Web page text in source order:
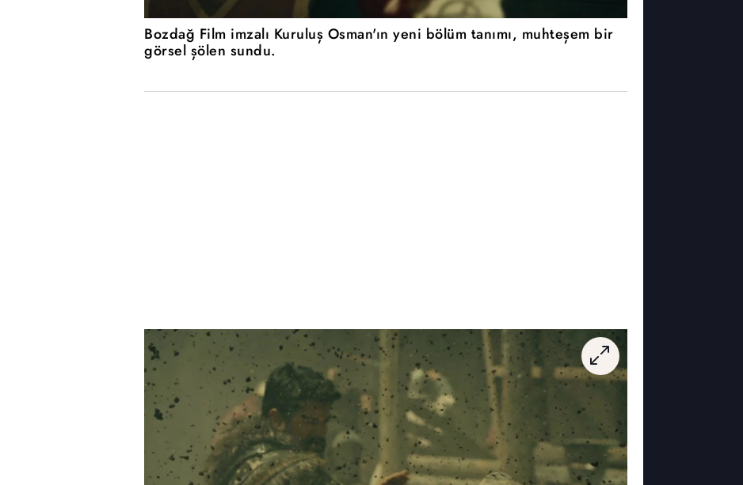
Bozdağ Film imzalı Kuruluş Osman'ın yeni bölüm tanımı, muhteşem bir
görsel şölen sundu.